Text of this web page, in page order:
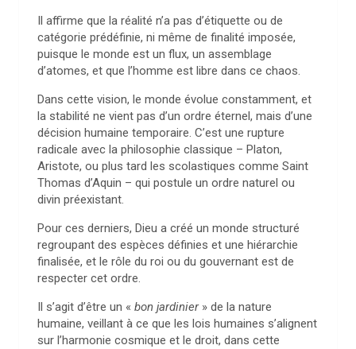
Il affirme que la réalité n’a pas d’étiquette ou de
catégorie prédéfinie, ni même de finalité imposée,
puisque le monde est un flux, un assemblage
d’atomes, et que l’homme est libre dans ce chaos.
Dans cette vision, le monde évolue constamment, et
la stabilité ne vient pas d’un ordre éternel, mais d’une
décision humaine temporaire. C’est une rupture
radicale avec la philosophie classique – Platon,
Aristote, ou plus tard les scolastiques comme Saint
Thomas d’Aquin – qui postule un ordre naturel ou
divin préexistant.
Pour ces derniers, Dieu a créé un monde structuré
regroupant des espèces définies et une hiérarchie
finalisée, et le rôle du roi ou du gouvernant est de
respecter cet ordre.
Il s’agit d’être un « bon jardinier» de la nature
humaine, veillant à ce que les lois humaines s’alignent
sur l’harmonie cosmique et le droit, dans cette